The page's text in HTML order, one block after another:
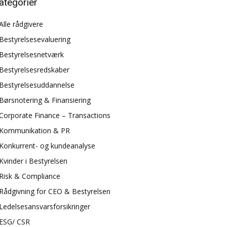
rådgivere
& Finansiering
Finance – Transactions
& PR
og kundeanalyse
i Bestyrelsen
& Compliance
for CEO & Bestyrelsen
CSR